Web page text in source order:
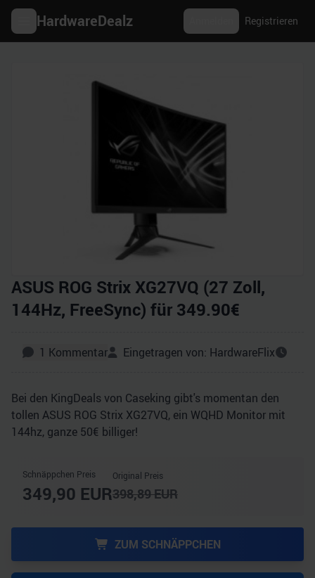
HardwareDealz Registrieren
ASUS ROG Strix XG27VQ (27 Zoll,
144Hz, FreeSync) für 349.90€
1 Kommentar Eingetragen von: HardwareFlix
Bei den KingDeals von Caseking gibt's momentan den
tollen ASUS ROG Strix XG27VQ, ein WQHD Monitor mit
144hz, ganze 50€ billiger!
Schnäppchen Preis
349,90 EUR
Original Preis
398,89EUR
ZUM SCHNÄPPCHEN